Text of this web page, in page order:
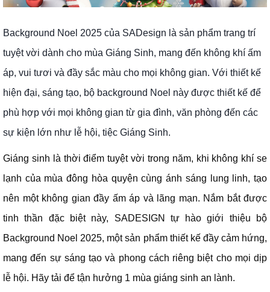
Background Noel 2025 của SADesign là sản phẩm trang trí
tuyệt vời dành cho mùa Giáng Sinh, mang đến không khí ấm
áp, vui tươi và đầy sắc màu cho mọi không gian. Với thiết kế
hiện đại, sáng tạo, bộ background Noel này được thiết kế để
phù hợp với mọi không gian từ gia đình, văn phòng đến các
sự kiện lớn như lễ hội, tiệc Giáng Sinh.
Giáng sinh là thời điểm tuyệt vời trong năm, khi không khí se
lạnh của mùa đông hòa quyện cùng ánh sáng lung linh, tạo
nên một không gian đầy ấm áp và lãng mạn. Nắm bắt được
tinh thần đặc biệt này, SADESIGN tự hào giới thiệu bộ
Background Noel 2025, một sản phẩm thiết kế đầy cảm hứng,
mang đến sự sáng tạo và phong cách riêng biệt cho mọi dịp
lễ hội. Hãy tải để tận hưởng 1 mùa giáng sinh an lành.